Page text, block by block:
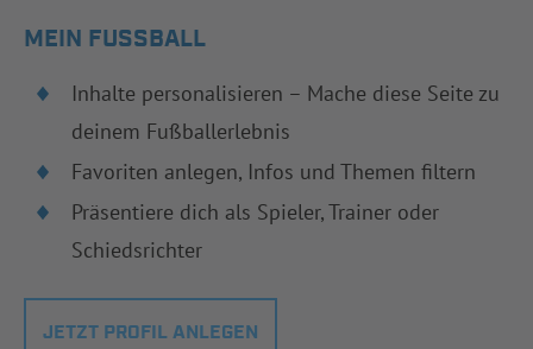
MEIN FUSSBALL
Inhalte personalisieren – Mache diese Seite zu
deinem Fußballerlebnis
Favoriten anlegen, Infos und Themen filtern
Präsentiere dich als Spieler, Trainer oder
Schiedsrichter
JETZT PROFIL ANLEGEN